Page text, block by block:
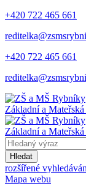
+420 722 465 661
+420 722 465 661
Základní a Mateřská
Základní a Mateřská
Hledat
rozšířené
Mapa webu